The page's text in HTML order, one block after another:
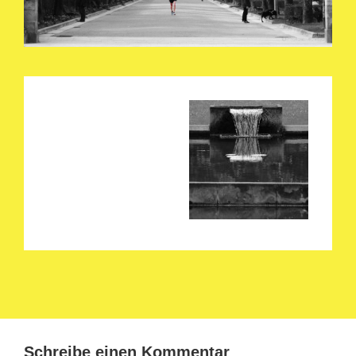
Schreibe einen Kommentar